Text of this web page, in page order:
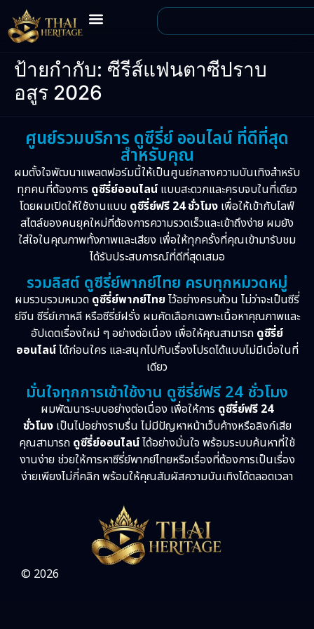
ป้ายกำกับ: ซีรีส์แฟนตาซีปราบ
อสูร 2026
ศูนย์รวมบริการ ดูซีรี่ย์ ออนไลน์ ที่ดีที่สุด
สำหรับคุณ
ผมตั้งใจพัฒนาแพลตฟอร์มนี้ให้เป็นศูนย์กลางความบันเทิงสำหรับ
ทุกคนที่ต้องการ ดูซีรี่ย์ออนไลน์ แบบสะดวกและครบจบในที่เดียว
โดยผมเปิดให้ใช้งานแบบ ดูซีรี่ย์ฟรี 24 ชั่วโมง เพื่อให้เข้ากับไลฟ์
สไตล์ของคนยุคใหม่ที่ต้องการความรวดเร็วและเข้าถึงง่าย ผมยัง
ใส่ใจในคุณภาพทั้งภาพและเสียง เพื่อให้ทุกครั้งที่คุณเข้ามารับชม
ได้รับประสบการณ์ที่ดีที่สุดเสมอ
รวมลิสต์ ดูซีรี่ย์พากย์ไทย ครบทุกหมวดหมู่
ผมรวบรวมหมวด ดูซีรี่ย์พากย์ไทย ไว้อย่างครบถ้วน ไม่ว่าจะเป็นซีรี่
ย์จีน ซีรี่ย์เกาหลี หรือซีรี่ย์ฝรั่ง ผมคัดเลือกเฉพาะเนื้อหาคุณภาพและ
อัปเดตเรื่องใหม่ ๆ อย่างต่อเนื่อง เพื่อให้คุณสามารถ ดูซีรี่ย์
ออนไลน์ได้ก่อนใคร และสนุกไปกับเรื่องโปรดได้แบบไม่มีเบื่อในที่
เดียว
มั่นใจทุกการเข้าใช้งาน ดูซีรี่ย์ฟรี 24 ชั่วโมง
ผมพัฒนาระบบอย่างต่อเนื่อง เพื่อให้การ ดูซีรี่ย์ฟรี 24
ชั่วโมงเป็นไปอย่างราบรื่น ไม่มีปัญหาหน้าเว็บค้างหรือลิงก์เสีย
คุณสามารถ ดูซีรี่ย์ออนไลน์ได้อย่างมั่นใจ พร้อมระบบค้นหาที่ใช้
งานง่าย ช่วยให้การหาซีรี่ย์พากย์ไทยหรือเรื่องที่ต้องการเป็นเรื่อง
ง่ายเพียงไม่กี่คลิก พร้อมให้คุณสัมผัสความบันเทิงได้ตลอดเวลา
© 2026